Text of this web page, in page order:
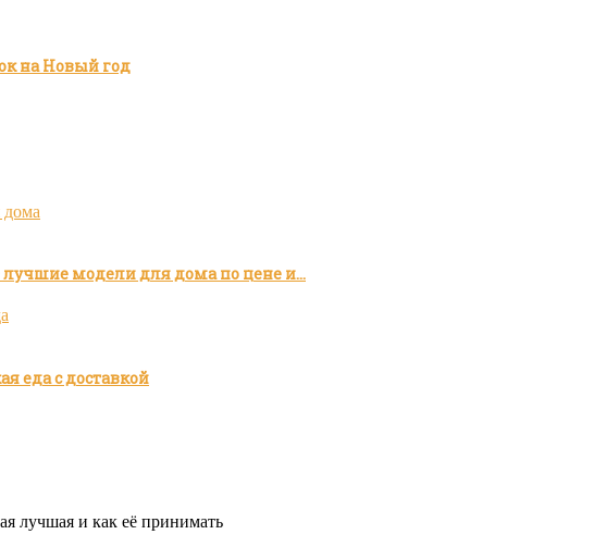
на Новый год
модели для дома по цене и…
еда с доставкой
лучшая и как её принимать